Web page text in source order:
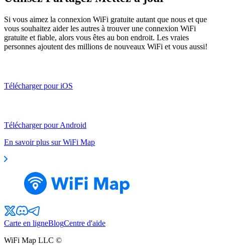
Si vous aimez la connexion WiFi gratuite autant que nous et que
vous souhaitez aider les autres à trouver une connexion WiFi
gratuite et fiable, alors vous êtes au bon endroit. Les vraies
personnes ajoutent des millions de nouveaux WiFi et vous aussi!
Télécharger pour iOS
Télécharger pour Android
En savoir plus sur WiFi Map
Carte en ligneBlogCentre d'aide
WiFi Map LLC ©